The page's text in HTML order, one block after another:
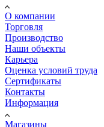
О компании
Торговля
Производство
Наши объекты
Карьера
Оценка условий труда
Сертификаты
Контакты
Информация
Магазины